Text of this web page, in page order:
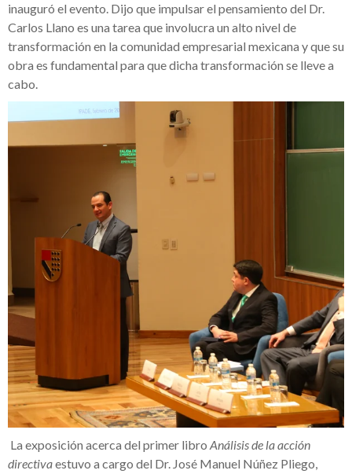
inauguró el evento. Dijo que impulsar el pensamiento del Dr.
Carlos Llano es una tarea que involucra un alto nivel de
transformación en la comunidad empresarial mexicana y que su
obra es fundamental para que dicha transformación se lleve a
cabo.
La exposición acerca del primer libro Análisis de la acción
directivaestuvo a cargo del Dr. José Manuel Núñez Pliego,